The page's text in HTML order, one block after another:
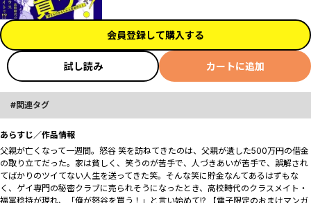
会員登録して購入する
試し読み カートに追加
関連タグ
あらすじ／作品情報
父親が亡くなって一週間。怒谷 笑を訪ねてきたのは、父親が遺した500万円の借金
の取り立てだった。家は貧しく、笑うのが苦手で、人づきあいが苦手で、誤解され
てばかりのツイてない人生を送ってきた笑。そんな笑に貯金なんてあるはずもな
く、ゲイ専門の秘密クラブに売られそうになったとき、高校時代のクラスメイト・
福冨稔持が現れ、「俺が怒谷を買う！」と言い始めて!? 【電子限定のおまけマンガ